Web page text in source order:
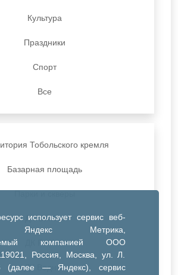
использует сервис веб-
Яндекс Метрика,
компанией ООО
Россия, Москва, ул. Л.
(далее — Яндекс), сервис
Культура
Праздники
Спорт
Все
Тобольского кремля
Базарная площадь
ДК Синтез
ДК Речник
ДК Водник